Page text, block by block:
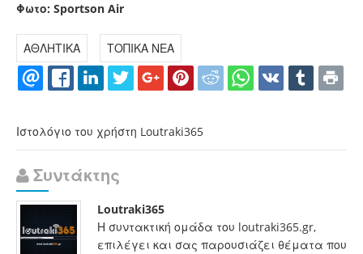
Φωτο: Sportson Air
ΑΘΛΗΤΙΚΑ ΤΟΠΙΚΑ ΝΕΑ
Ιστολόγιο του χρήστη Loutraki365
Συντάκτης
Loutraki365
Η συντακτική ομάδα του loutraki365.gr,
επιλέγει και σας παρουσιάζει θέματα που